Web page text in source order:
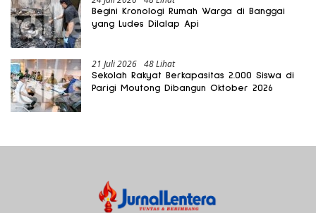
Begini Kronologi Rumah Warga di Banggai
yang Ludes Dilalap Api
21 Juli 2026 48 Lihat
Sekolah Rakyat Berkapasitas 2.000 Siswa di
Parigi Moutong Dibangun Oktober 2026